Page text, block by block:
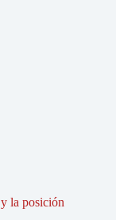
la posición